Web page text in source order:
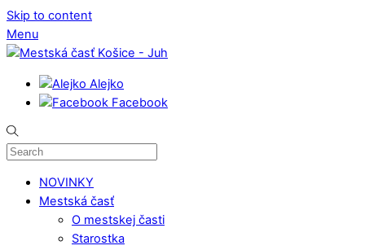
Skip to content
Menu
Alejko
Facebook
NOVINKY
Mestská časť
O mestskej časti
Starostka